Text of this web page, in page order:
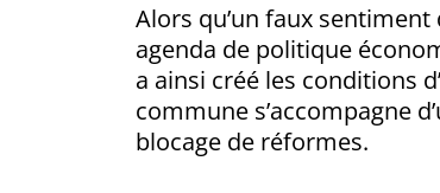
Alors qu’un faux
agenda de politique
a ainsi créé les conditions
commune s’accompagne
blocage de réformes.